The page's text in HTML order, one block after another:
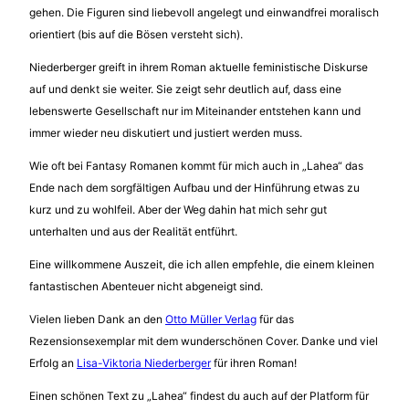
gehen. Die Figuren sind liebevoll angelegt und einwandfrei moralisch
orientiert (bis auf die Bösen versteht sich).
Niederberger greift in ihrem Roman aktuelle feministische Diskurse
auf und denkt sie weiter. Sie zeigt sehr deutlich auf, dass eine
lebenswerte Gesellschaft nur im Miteinander entstehen kann und
immer wieder neu diskutiert und justiert werden muss.
Wie oft bei Fantasy Romanen kommt für mich auch in „Lahea“ das
Ende nach dem sorgfältigen Aufbau und der Hinführung etwas zu
kurz und zu wohlfeil. Aber der Weg dahin hat mich sehr gut
unterhalten und aus der Realität entführt.
Eine willkommene Auszeit, die ich allen empfehle, die einem kleinen
fantastischen Abenteuer nicht abgeneigt sind.
Vielen lieben Dank an den Otto Müller Verlag für das
Rezensionsexemplar mit dem wunderschönen Cover. Danke und viel
Erfolg an Lisa-Viktoria Niederbergerfür ihren Roman!
Einen schönen Text zu „Lahea“ findest du auch auf der Platform für